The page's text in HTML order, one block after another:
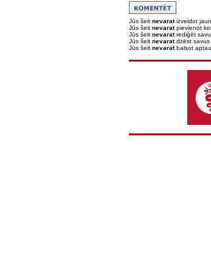
Jūs šeit nevaratizveidot
Jūs šeit nevaratpievienot
Jūs šeit nevaratrediģēt
Jūs šeit nevaratdzēst savus
Jūs šeit nevaratbalsot